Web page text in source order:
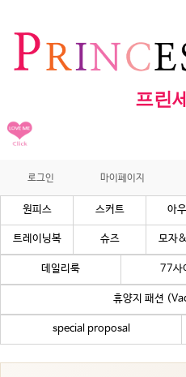
프린
로그인 마이페이지
원피스 스커트 아
트레이닝복 슈즈 모자
데일리룩 77사
휴양지 패션
special proposal